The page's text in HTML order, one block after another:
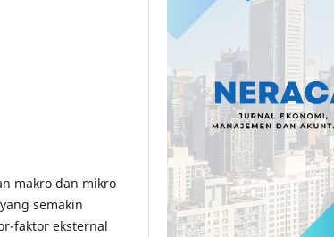
makro dan mikro
semakin
faktor eksternal